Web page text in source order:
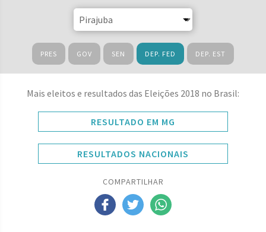
PRES GOV SEN DEP. FED DEP. EST
Mais eleitos e resultados das Eleições 2018 no Brasil:
RESULTADO EM MG
RESULTADOS NACIONAIS
COMPARTILHAR